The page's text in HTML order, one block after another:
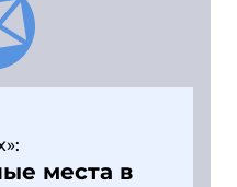
места в